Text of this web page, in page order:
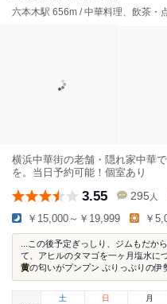
六本木駅 656m / 中華料理、飲茶・
横浜中華街の老舗・隠れ家中華
を。当日予約可能！個室あり
3.55 295 人
￥15,000～￥19,999 ￥
...この後予定ぎっしり、ジムもだか
て、アヒルのタマゴを一ヶ月塩水に
黄の匂いがプンプン ぷりっぷりの伊
土
日 月